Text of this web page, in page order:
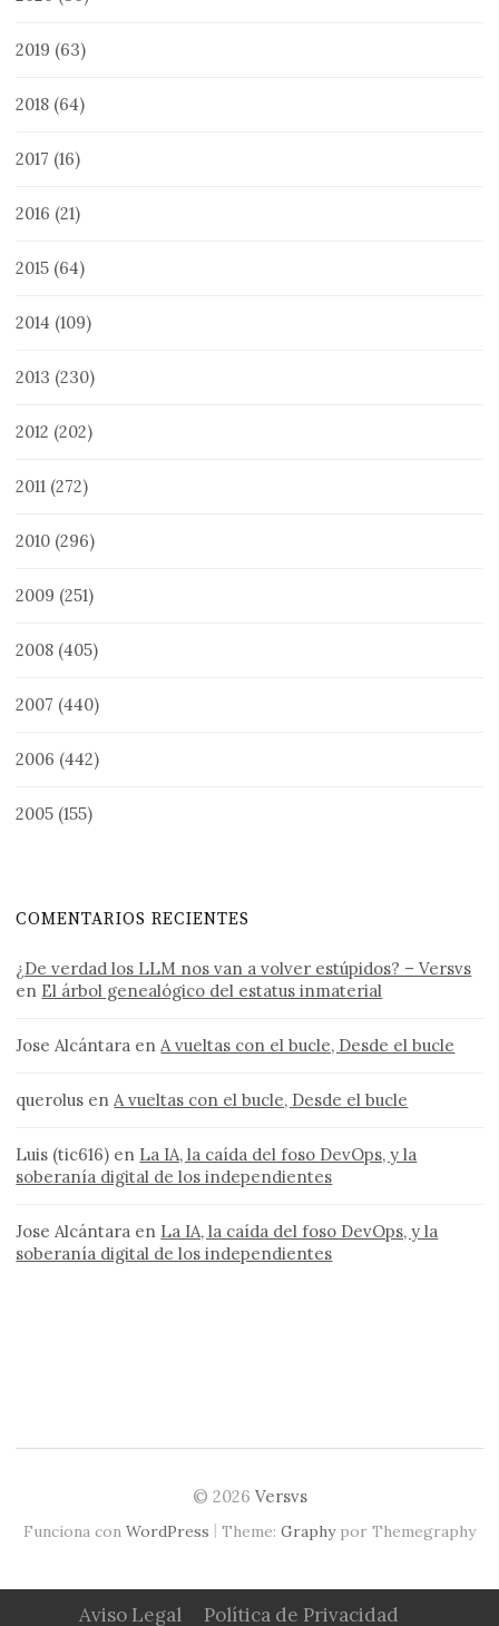
2019 (63)
2018 (64)
2017 (16)
2016 (21)
2015 (64)
2014 (109)
2013 (230)
2012 (202)
2011 (272)
2010 (296)
2009 (251)
2008 (405)
2007 (440)
2006 (442)
2005 (155)
COMENTARIOS RECIENTES
¿De verdad los LLM nos van a volver estúpidos? – Versvs
en El árbol genealógico del estatus inmaterial
Jose Alcántara enA vueltas con el bucle, Desde el bucle
querolus enA vueltas con el bucle, Desde el bucle
Luis (tic616) en La IA, la caída del foso DevOps, y la
soberanía digital de los independientes
Jose Alcántara en La IA, la caída del foso DevOps, y la
soberanía digital de los independientes
© 2026 Versvs
Funciona con WordPress | Theme: Graphypor Themegraphy
Aviso Legal Política de Privacidad